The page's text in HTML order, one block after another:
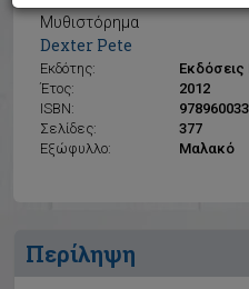
Μυθιστόρημα
Dexter Pete
Εκδότης:
Έτος:
2012
ISBN:
Σελίδες:
377
Εξώφυλλο:
Μαλακό
Περίληψη